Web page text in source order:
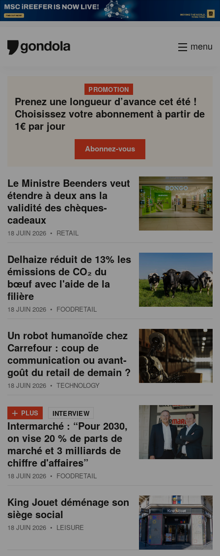
menu
PROMOTION
Prenez une longueur d’avance cet été !
Choisissez votre abonnement à partir de
1€ par jour
Abonnez-vous
N
e
w
s
Le Ministre Beenders veut
étendre à deux ans la
validité des chèques-
cadeaux
18 JUIN 2026 • RETAIL
Delhaize réduit de 13% les
émissions de CO₂ du
bœuf avec l'aide de la
filière
18 JUIN 2026 • FOODRETAIL
Un robot humanoïde chez
Carrefour : coup de
communication ou avant-
goût du retail de demain ?
18 JUIN 2026 • TECHNOLOGY
+ PLUS INTERVIEW
Intermarché : “Pour 2030,
on vise 20 % de parts de
marché et 3 milliards de
chiffre d'affaires”
18 JUIN 2026 • FOODRETAIL
King Jouet déménage son
siège social
18 JUIN 2026 • LEISURE
P
a
g
i
n
t
i
o
n
Previous
page
Page
Page
Page
Page
Current
page
Page
Page
Page
Page
Next
page
academy
society